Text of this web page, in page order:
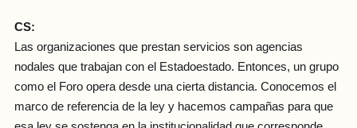
CS:
Las organizaciones que prestan servicios son agencias
nodales que trabajan con el Estadoestado. Entonces, un grupo
como el Foro opera desde una cierta distancia. Conocemos el
marco de referencia de la ley y hacemos campañas para que